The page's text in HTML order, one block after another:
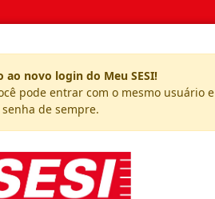
ao novo login do Meu SESI!
pode entrar com o mesmo usuário e
senha de sempre.